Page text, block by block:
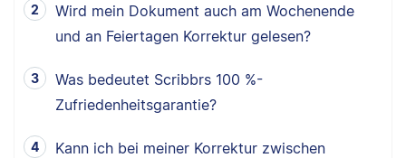
Wird mein Dokument auch am Wochenende
und an Feiertagen Korrektur gelesen?
Was bedeutet Scribbrs 100 %-
Zufriedenheitsgarantie?
Kann ich bei meiner Korrektur zwischen